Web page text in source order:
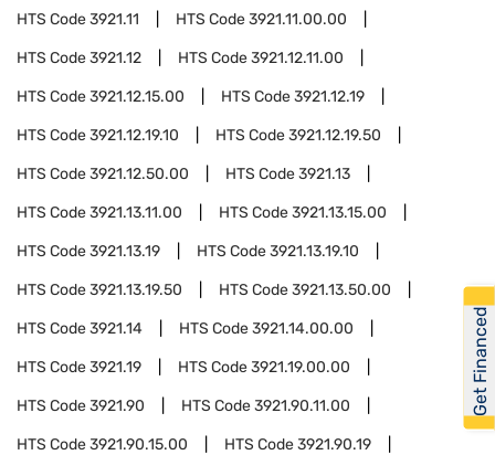
HTS Code3921.11 HTS Code3921.11.00.00
HTS Code3921.12 HTS Code3921.12.11.00
HTS Code3921.12.15.00 HTS Code3921.12.19
HTS Code3921.12.19.10 HTS Code3921.12.19.50
HTS Code3921.12.50.00 HTS Code3921.13
HTS Code3921.13.11.00 HTS Code3921.13.15.00
HTS Code3921.13.19 HTS Code3921.13.19.10
HTS Code3921.13.19.50 HTS Code3921.13.50.00
HTS Code3921.14 HTS Code3921.14.00.00
HTS Code3921.19 HTS Code3921.19.00.00
HTS Code3921.90 HTS Code3921.90.11.00
HTS Code3921.90.15.00 HTS Code3921.90.19
Get Financed